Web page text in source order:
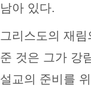
남아 있다.
그리스도의 재
준 것은 그가 강
설교의 준비를